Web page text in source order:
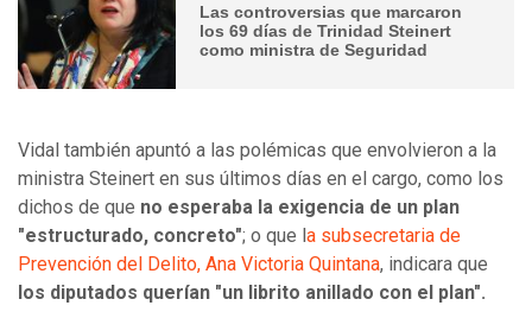
Las controversias que marcaron
los 69 días de Trinidad Steinert
como ministra de Seguridad
Vidal también apuntó a las polémicas que envolvieron a la
ministra Steinert en sus últimos días en el cargo, como los
dichos de que no esperaba la exigencia de un plan
"estructurado, concreto"; o que la subsecretaria de
Prevención del Delito, Ana Victoria Quintana, indicara que
los diputados querían "un librito anillado con el plan".